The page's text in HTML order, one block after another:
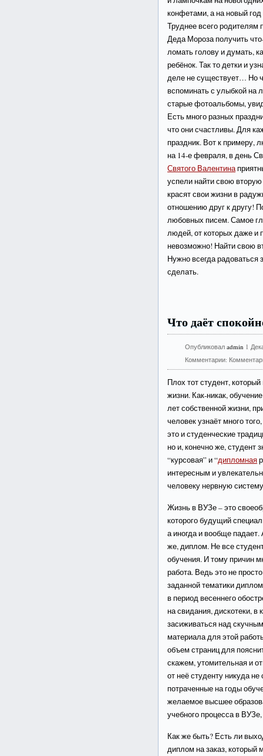
конфетами, а на новый
Труднее всего родителям
Деда Мороза получить
ломать голову и думать,
ребёнок. Так то детки и
деле не существует… Но
вспоминать с улыбкой на
старые фотоальбомы,
Есть много разных
что они счастливы. Для
праздник. Вот к примеру,
на 14-е февраля, в день
Святого Валентина
успели найти свою
красят свои жизни в
отношению друг к другу!
любовных писем. Самое
людей, от которых даже и
невозможно! Найти свою
Нужно всегда радоваться
сделать.
Что даёт
Опубликовалadmin 1
Комментарии:
Плох тот студент,
жизни. Как-никак,
лет собственной жизни,
человек узнаёт много
это и студенческие
но и, конечно же, студент
“курсовая” и “дипломная
интересным и
человеку нервную
Жизнь в ВУЗе – это
которого будущий
а иногда и вообще
же, диплом. Не все
обучения. И тому причин
работа. Ведь это не
заданной тематики
в период весеннего
на свидания, дискотеки, в
засиживаться над
материала для этой
объем страниц для
скажем, утомительная и
от неё студенту никуда
потраченные на годы
желаемое высшее
учебного процесса в
Как же быть? Есть ли
диплом на заказ, который